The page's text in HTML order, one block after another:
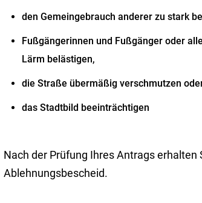
den Gemeingebrauch anderer zu stark
Fußgängerinnen und Fußgänger oder
Lärm belästigen,
die Straße übermäßig verschmutzen
das Stadtbild beeinträchtigen
Nach der Prüfung Ihres Antrags erhalten
Ablehnungsbescheid.